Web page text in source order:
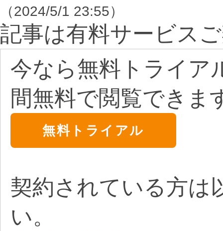
（2024/5/1 23:55）
記事は有料サービス
今なら無料トライア
間無料で閲覧できま
無料トライアル
契約されている方は
い。